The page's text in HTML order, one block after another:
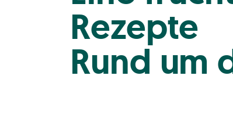
Rezepte
Rund um